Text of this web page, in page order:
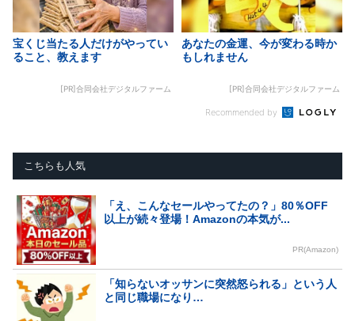
宝くじ当たる人だけがやってい
ること、教えます
[PR]合同会社デジタルファーム
あなたの金運、今が変わる時か
もしれません
[PR]合同会社デジタルファーム
Recommended by
こちらも人気
「え、こんなセールやってたの？」80％OFF
以上が続々登場！Amazonの本気が...
PR(Amazon)
「知らないオッサンに突然怒られる」という人
と同じ職場になり…